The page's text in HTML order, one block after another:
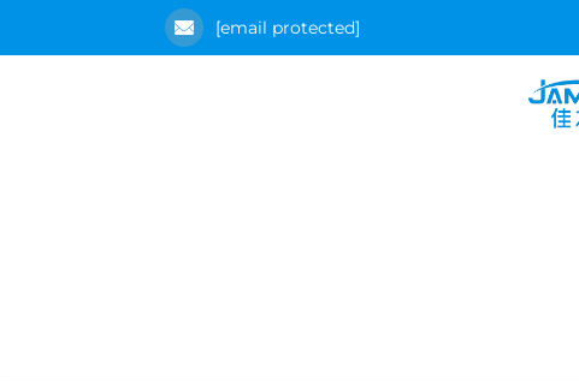
[email protected]